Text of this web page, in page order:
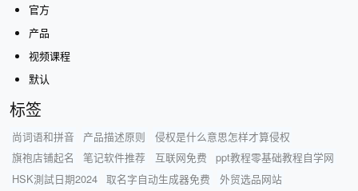
官方
产品
视频课程
默认
标签
尚词语和拼音 产品描述原则
侵权是什么意思怎样才算侵权
旗袍店铺起名
笔记软件推荐 互联网免费
ppt教程零基础教程自学网
HSK測試日期2024
取名字自动生成器免费
外贸选品网站